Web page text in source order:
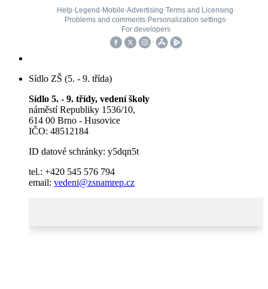
Sídlo ZŠ (5. - 9. třída)
Sídlo 5. - 9. třídy, vedení školy
náměstí Republiky 1536/10,
614 00 Brno - Husovice
IČO: 48512184
ID datové schránky: y5dqn5t
tel.: +420 545 576 794
email: vedeni@zsnamrep.cz